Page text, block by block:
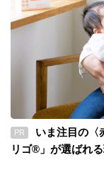
PR
いま注目の〈
リゴ®」が選ばれ